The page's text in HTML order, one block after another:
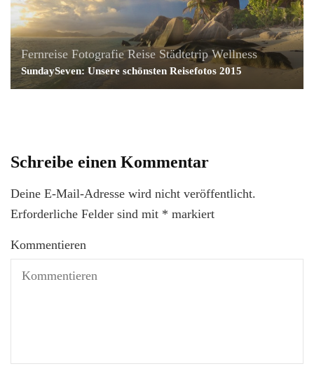
Fernreise Fotografie Reise Städtetrip Wellness
SundaySeven: Unsere schönsten Reisefotos 2015
Schreibe einen Kommentar
Deine E-Mail-Adresse wird nicht veröffentlicht.
Erforderliche Felder sind mit * markiert
Kommentieren